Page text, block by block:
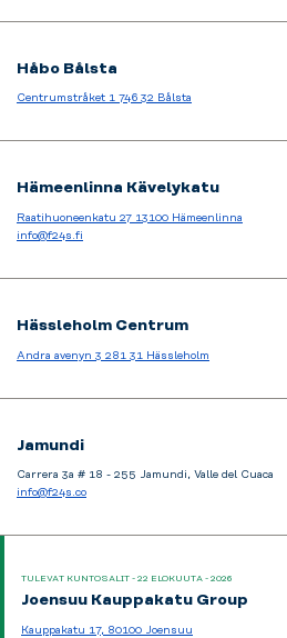
Håbo Bålsta
Centrumstråket 1 746 32 Bålsta
Hämeenlinna Kävelykatu
Raatihuoneenkatu 27 13100 Hämeenlinna
info@f24s.fi
Hässleholm Centrum
Andra avenyn 3 281 31 Hässleholm
Jamundi
Carrera 3a # 18 - 255 Jamundi, Valle del Cuaca
info@f24s.co
TULEVAT KUNTOSALIT - 22 ELOKUUTA - 2026
Joensuu Kauppakatu Group
Kauppakatu 17, 80100 Joensuu